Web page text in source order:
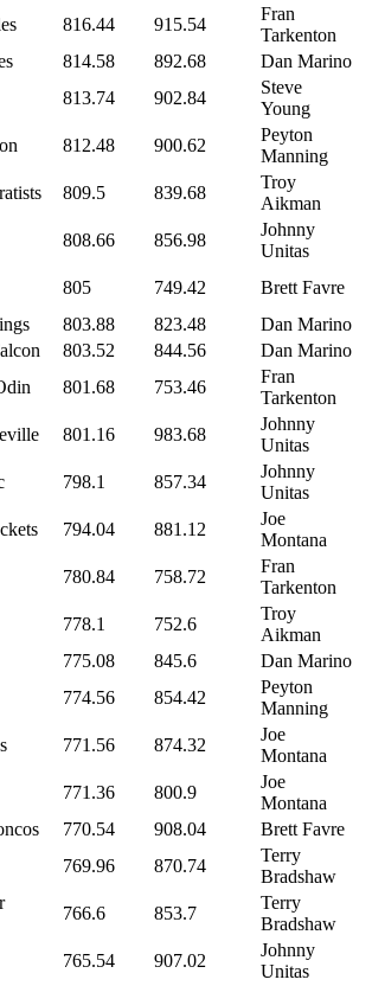
816.44 915.54
Fran
Tarkenton
814.58 892.68
Dan Marino
813.74 902.84
Steve
Young
812.48 900.62
Peyton
Manning
809.5 839.68
Troy
Aikman
808.66 856.98
Johnny
Unitas
805 749.42
Brett Favre
803.88 823.48
Dan Marino
803.52 844.56
Dan Marino
801.68 753.46
Fran
Tarkenton
801.16 983.68
Johnny
Unitas
798.1 857.34
Johnny
Unitas
794.04 881.12
Joe
Montana
780.84 758.72
Fran
Tarkenton
778.1 752.6
Troy
Aikman
775.08 845.6
Dan Marino
774.56 854.42
Peyton
Manning
771.56 874.32
Joe
Montana
771.36 800.9
Joe
Montana
770.54 908.04
Brett Favre
769.96 870.74
Terry
Bradshaw
766.6 853.7
Terry
Bradshaw
765.54 907.02
Johnny
Unitas